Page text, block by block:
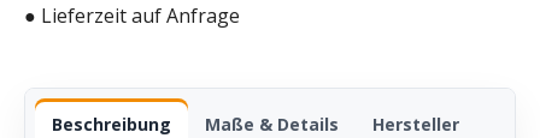
● Lieferzeit auf Anfrage
Beschreibung Maße & Details Hersteller